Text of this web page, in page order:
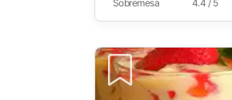
Sobremesa 4.4 / 5